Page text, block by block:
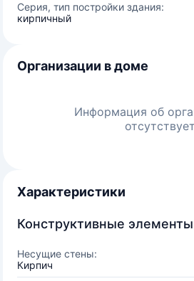
Серия, тип постройки здания:
кирпичный
Организации в доме
Информация об
отсутствует
Характеристики
Конструктивные элементы
Несущие стены:
Кирпич